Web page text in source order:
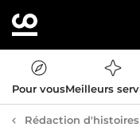
Pour vousMeilleurs
Rédaction d'histoires